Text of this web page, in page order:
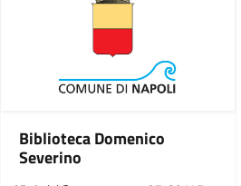
Biblioteca Domenico
Severino